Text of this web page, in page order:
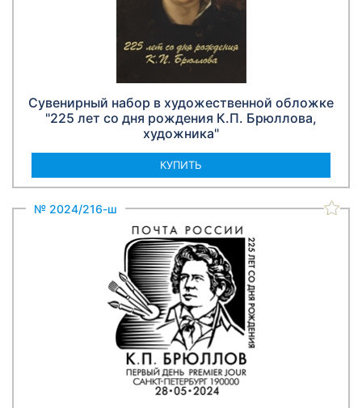
Сувенирный набор в художественной обложке
"225 лет со дня рождения К.П. Брюллова,
художника"
КУПИТЬ
№ 2024/216-ш